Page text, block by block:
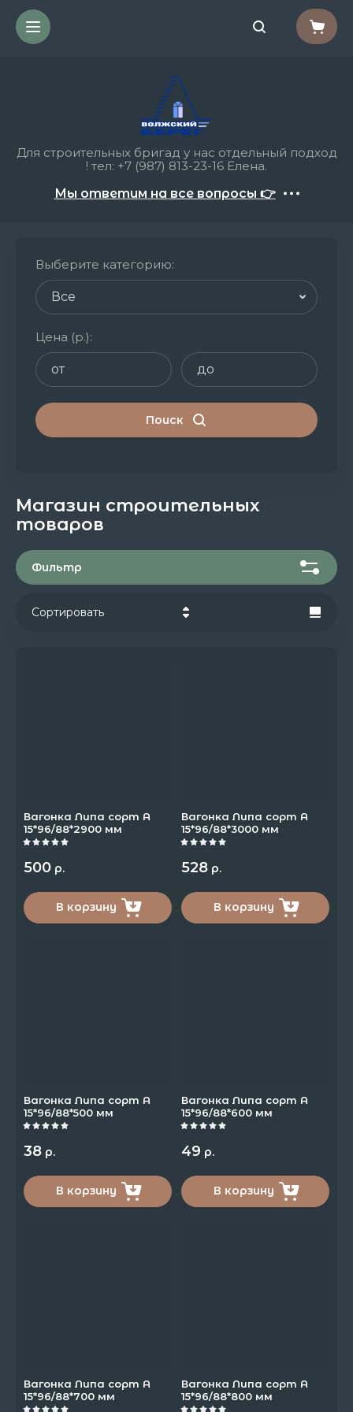
Для строительных бригад у нас отдельный подход
! тел: +7 (987) 813-23-16 Елена.
Мы ответим на все вопросы 👉
Выберите категорию:
Цена (р.):
Поиск
Магазин строительных
товаров
Фильтр
Сортировать
Вагонка Липа сорт А
15*96/88*2900 мм
500 р.
В корзину
Вагонка Липа сорт А
15*96/88*3000 мм
528 р.
В корзину
Вагонка Липа сорт А
15*96/88*500 мм
38 р.
В корзину
Вагонка Липа сорт А
15*96/88*600 мм
49 р.
В корзину
Вагонка Липа сорт А
15*96/88*700 мм
Вагонка Липа сорт А
15*96/88*800 мм